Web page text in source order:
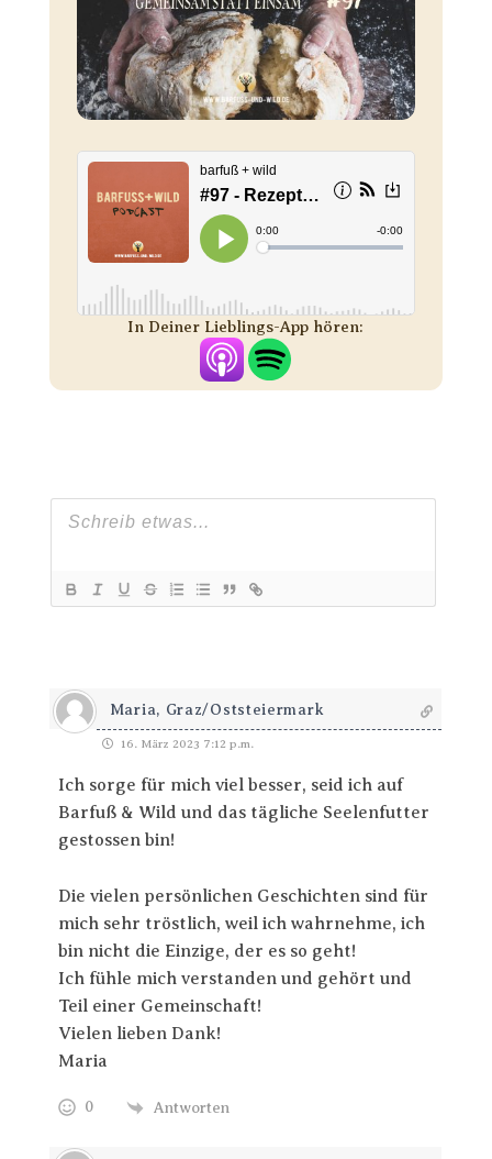
In Deiner Lieblings-App hören:
Maria, Graz/Oststeiermark
16. März 2023 7:12 p.m.
Ich sorge für mich viel besser, seid ich auf
Barfuß & Wild und das tägliche Seelenfutter
gestossen bin!
Die vielen persönlichen Geschichten sind für
mich sehr tröstlich, weil ich wahrnehme, ich
bin nicht die Einzige, der es so geht!
Ich fühle mich verstanden und gehört und
Teil einer Gemeinschaft!
Vielen lieben Dank!
Maria
0 Antworten